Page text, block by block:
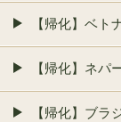
【帰化】ベト
【帰化】ネパ
【帰化】ブラ